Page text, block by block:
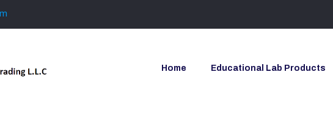
Home Educational Lab Products